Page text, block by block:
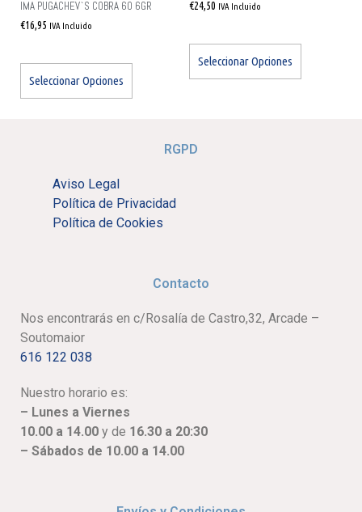
IMA PUGACHEV`S COBRA 60 6GR
€16,95 IVA Incluido
Seleccionar Opciones
€24,50 IVA Incluido
Seleccionar Opciones
RGPD
Aviso Legal
Política de Privacidad
Política de Cookies
Contacto
Nos encontrarás en c/Rosalía de Castro,32, Arcade –
Soutomaior
616 122 038
Nuestro horario es:
– Lunes a Viernes
10.00 a 14.00 y de 16.30 a 20:30
– Sábados de 10.00 a 14.00